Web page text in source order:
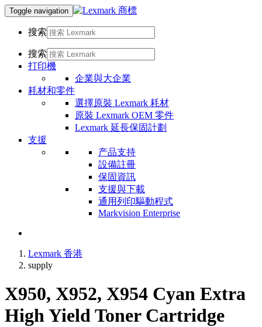
Toggle navigation
搜索
搜索
打印機
企業與大企業
耗材和零件
選擇原裝 Lexmark 耗材
原裝 Lexmark OEM 零件
Lexmark 延長保固計劃
支援
产品支持
設備註冊
保固資訊
支援與下載
通用列印驅動程式
Markvision Enterprise
Lexmark 香港
supply
X950, X952, X954 Cyan Extra
High Yield Toner Cartridge